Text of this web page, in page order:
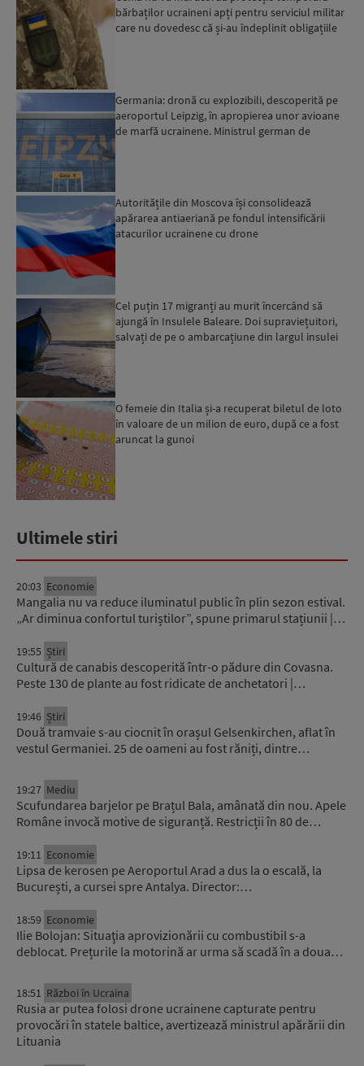
bărbaților ucraineni apți pentru serviciul militar
care nu dovedesc că și-au îndeplinit obligațiile
Germania: dronă cu explozibili, descoperită pe
aeroportul Leipzig, în apropierea unor avioane
de marfă ucrainene. Ministrul german de
Autoritățile din Moscova își consolidează
apărarea antiaeriană pe fondul intensificării
atacurilor ucrainene cu drone
Cel puțin 17 migranți au murit încercând să
ajungă în Insulele Baleare. Doi supraviețuitori,
salvați de pe o ambarcațiune din largul insulei
O femeie din Italia și-a recuperat biletul de loto
în valoare de un milion de euro, după ce a fost
aruncat la gunoi
Ultimele stiri
20:03 Economie
Mangalia nu va reduce iluminatul public în plin sezon estival.
„Ar diminua confortul turiștilor”, spune primarul stațiunii |…
19:55 Știri
Cultură de canabis descoperită într-o pădure din Covasna.
Peste 130 de plante au fost ridicate de anchetatori |…
19:46 Știri
Două tramvaie s-au ciocnit în orașul Gelsenkirchen, aflat în
vestul Germaniei. 25 de oameni au fost răniți, dintre…
19:27 Mediu
Scufundarea barjelor pe Brațul Bala, amânată din nou. Apele
Române invocă motive de siguranță. Restricții în 80 de…
19:11 Economie
Lipsa de kerosen pe Aeroportul Arad a dus la o escală, la
București, a cursei spre Antalya. Director:…
18:59 Economie
Ilie Bolojan: Situaţia aprovizionării cu combustibil s-a
deblocat. Prețurile la motorină ar urma să scadă în a doua…
18:51 Război în Ucraina
Rusia ar putea folosi drone ucrainene capturate pentru
provocări în statele baltice, avertizează ministrul apărării din
Lituania